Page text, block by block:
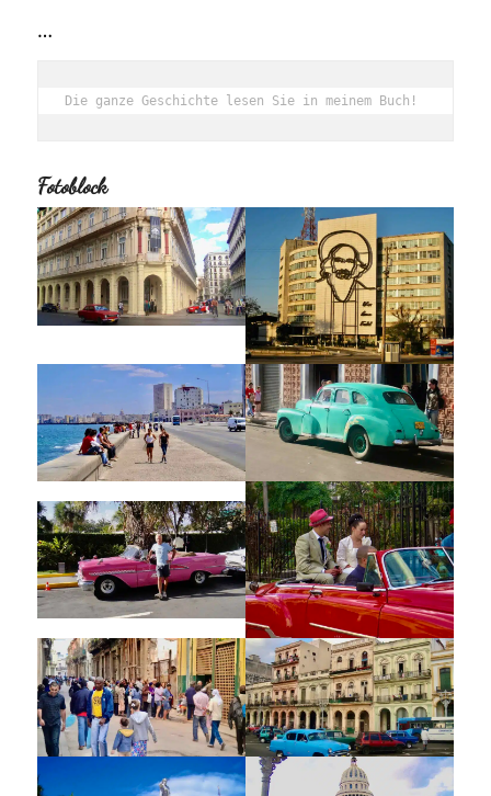
…
Die ganze Geschichte lesen Sie in meinem Buch!
Fotoblock